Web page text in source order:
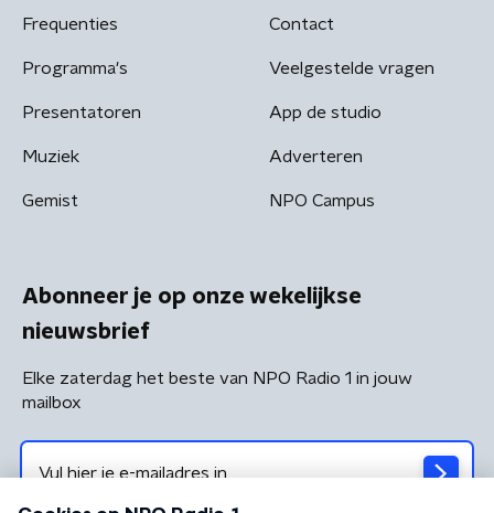
Frequenties
Programma's
Presentatoren
Muziek
Gemist
Contact
Veelgestelde vragen
App de studio
Adverteren
NPO Campus
Abonneer je op onze wekelijkse
nieuwsbrief
Elke zaterdag het beste van NPO Radio 1 in jouw
mailbox